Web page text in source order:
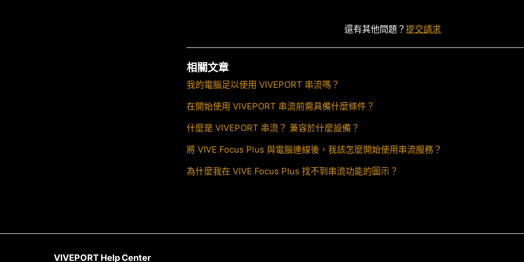
還有其他問題？提交請求
相關文章
我的電腦足以使用 VIVEPORT 串流嗎？
在開始使用 VIVEPORT 串流前需具備什麼條件？
什麼是 VIVEPORT 串流？ 兼容於什麼設備？
將 VIVE Focus Plus 與電腦連線後，我該怎麼開始使用串流服務？
為什麼我在 VIVE Focus Plus 找不到串流功能的圖示？
VIVEPORT Help Center